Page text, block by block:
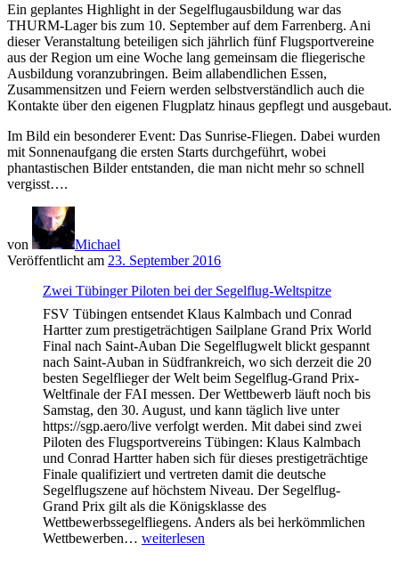
Ein geplantes Highlight in der Segelflugausbildung war das
THURM-Lager bis zum 10. September auf dem Farrenberg. Ani
dieser Veranstaltung beteiligen sich jährlich fünf Flugsportvereine
aus der Region um eine Woche lang gemeinsam die fliegerische
Ausbildung voranzubringen. Beim allabendlichen Essen,
Zusammensitzen und Feiern werden selbstverständlich auch die
Kontakte über den eigenen Flugplatz hinaus gepflegt und ausgebaut.
Im Bild ein besonderer Event: Das Sunrise-Fliegen. Dabei wurden
mit Sonnenaufgang die ersten Starts durchgeführt, wobei
phantastischen Bilder entstanden, die man nicht mehr so schnell
vergisst….
von
Michael
Veröffentlicht am 23. September 2016
Zwei Tübinger Piloten bei der Segelflug-Weltspitze
FSV Tübingen entsendet Klaus Kalmbach und Conrad
Hartter zum prestigeträchtigen Sailplane Grand Prix World
Final nach Saint-Auban Die Segelflugwelt blickt gespannt
nach Saint-Auban in Südfrankreich, wo sich derzeit die 20
besten Segelflieger der Welt beim Segelflug-Grand Prix-
Weltfinale der FAI messen. Der Wettbewerb läuft noch bis
Samstag, den 30. August, und kann täglich live unter
https://sgp.aero/live verfolgt werden. Mit dabei sind zwei
Piloten des Flugsportvereins Tübingen: Klaus Kalmbach
und Conrad Hartter haben sich für dieses prestigeträchtige
Finale qualifiziert und vertreten damit die deutsche
Segelflugszene auf höchstem Niveau. Der Segelflug-
Grand Prix gilt als die Königsklasse des
Wettbewerbssegelfliegens. Anders als bei herkömmlichen
Wettbewerben… Zwei
weiterlesen